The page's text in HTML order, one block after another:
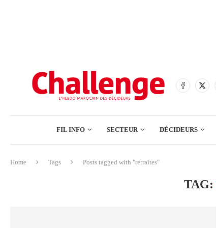
COMMERCE
FIL INFO SECTEUR DÉCIDEURS
Home Tags Posts tagged with "retraites"
TAG: